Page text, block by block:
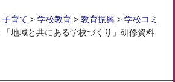
子育て > 学校教育 > 教育振興 > 学校コミ
「地域と共にある学校づくり」研修資料